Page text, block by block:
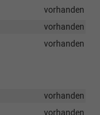
vorhanden
vorhanden
vorhanden
vorhanden
vorhanden